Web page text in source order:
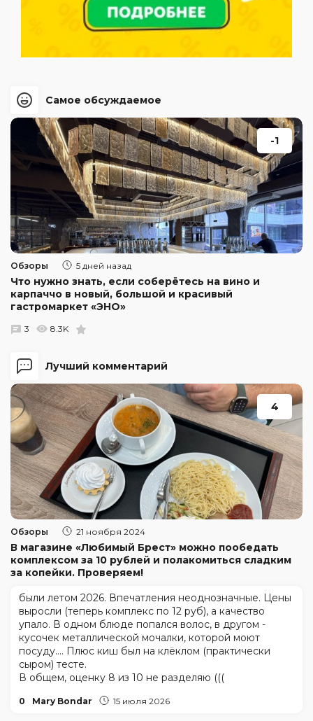
Лучший комментарий
4
Обзоры 21 ноября 2024
В магазине «Любимый Брест» можно пообедать
комплексом за 10 рублей и полакомиться сладким
за копейки. Проверяем!
были летом 2026. Впечатления неоднозначные. Цены
выросли (теперь комплекс по 12 руб), а качество
упало. В одном блюде попался волос, в другом -
кусочек металлической мочалки, которой моют
посуду.... Плюс киш был на клёклом (практически
сыром) тесте.
В общем, оценку 8 из 10 не разделяю (((
0 Mary Bondar 15 июля 2026
Самое обсуждаемое
-1
Обзоры 5 дней назад
Что нужно знать, если соберётесь на вино и
карпаччо в новый, большой и красивый
гастромаркет «ЭНО»
3 8.3K